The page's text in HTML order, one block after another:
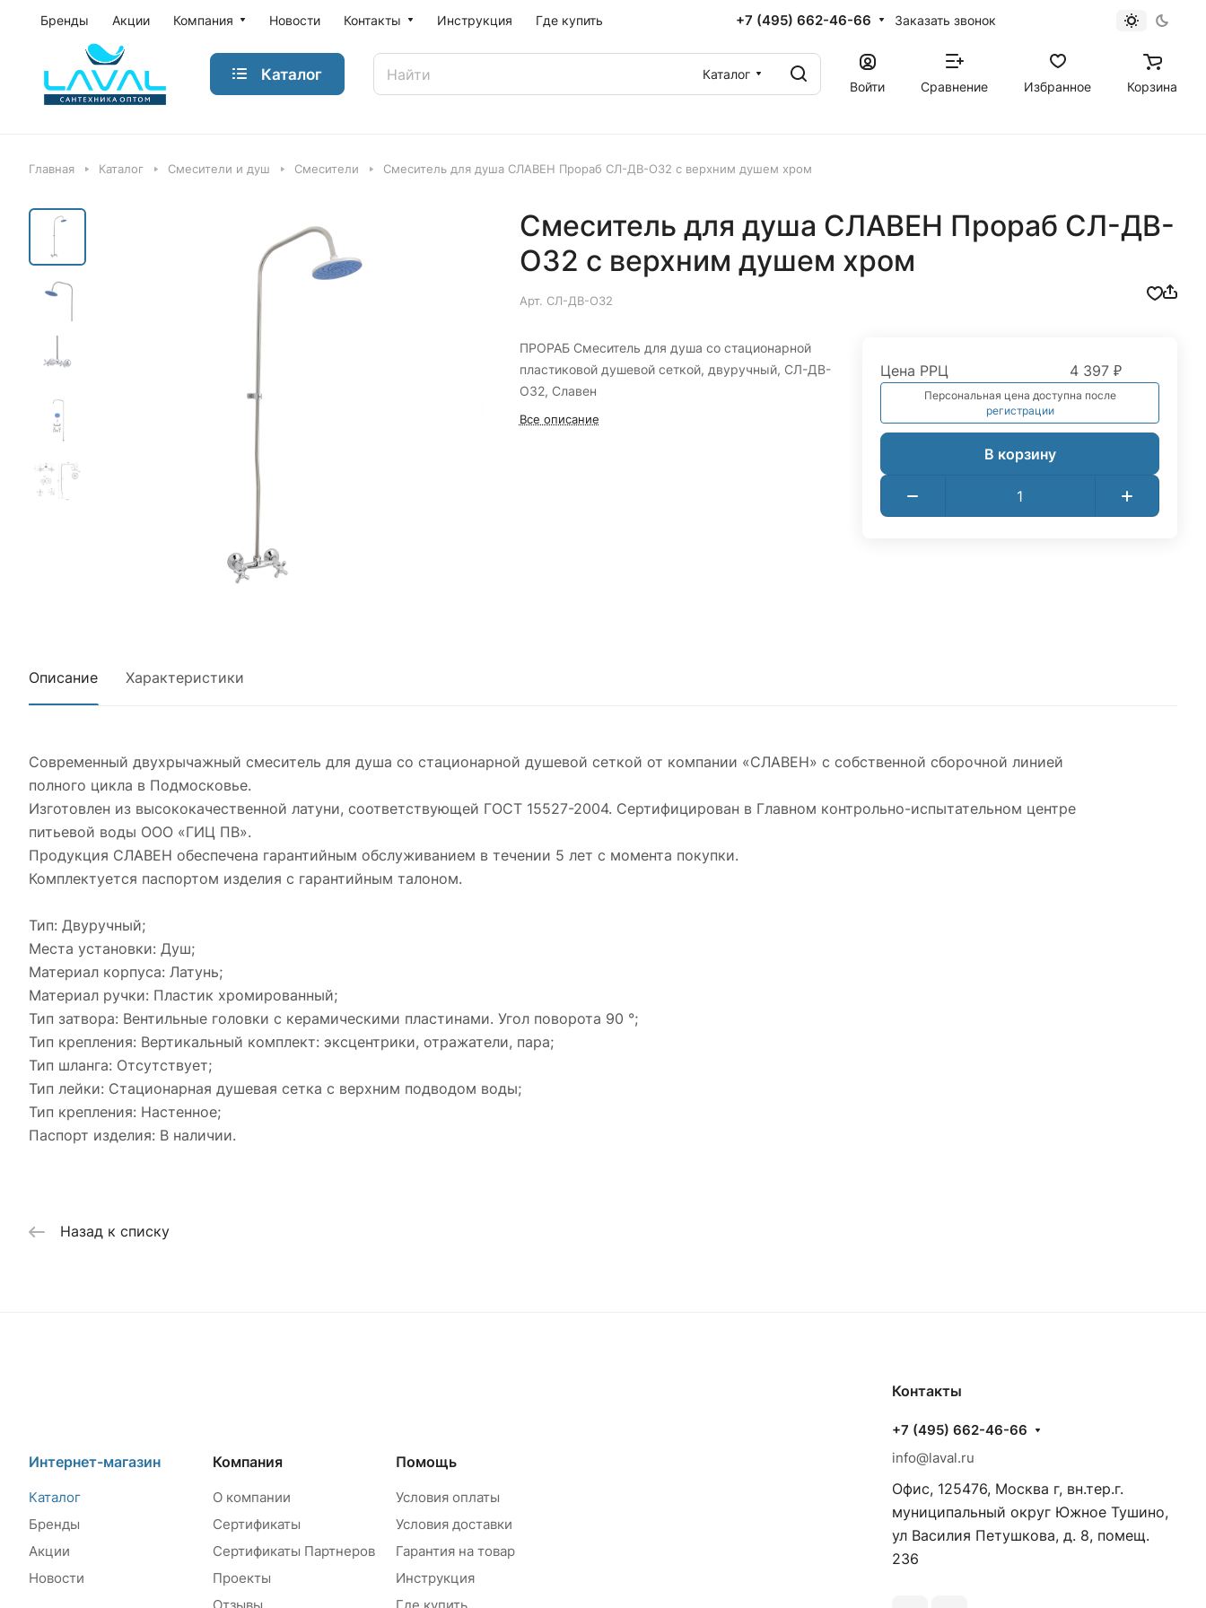
Бренды Акции Компания Новости Контакты Инструкция Где купить +7 (495) 662-46-66 Заказать звонок
Каталог
Каталог
Войти
Сравнение Избранное Корзина
Главная Каталог Смесители и душ Смесители Смеситель для душа СЛАВЕН Прораб СЛ-ДВ-О32 с верхним душем хром
Смеситель для душа СЛАВЕН Прораб СЛ-ДВ-
О32 с верхним душем хром
Арт. СЛ-ДВ-О32
ПРОРАБ Смеситель для душа со стационарной
пластиковой душевой сеткой, двуручный, СЛ-ДВ-
О32, Славен
Все описание
Цена РРЦ 4 397 ₽
Персональная цена доступна после
регистрации
В корзину
Описание Характеристики
Современный двухрычажный смеситель для душа со стационарной душевой сеткой от компании «СЛАВЕН» c собственной сборочной линией
полного цикла в Подмосковье.
Изготовлен из высококачественной латуни, соответствующей ГОСТ 15527-2004. Сертифицирован в Главном контрольно-испытательном центре
питьевой воды ООО «ГИЦ ПВ».
Продукция СЛАВЕН обеспечена гарантийным обслуживанием в течении 5 лет с момента покупки.
Комплектуется паспортом изделия с гарантийным талоном.
Тип: Двуручный;
Места установки: Душ;
Материал корпуса: Латунь;
Материал ручки: Пластик хромированный;
Тип затвора: Вентильные головки с керамическими пластинами. Угол поворота 90 °;
Тип крепления: Вертикальный комплект: эксцентрики, отражатели, пара;
Тип шланга: Отсутствует;
Тип лейки: Стационарная душевая сетка с верхним подводом воды;
Тип крепления: Настенное;
Паспорт изделия: В наличии.
Назад к списку
Интернет-магазин
Каталог
Бренды
Акции
Новости
Компания
О компании
Сертификаты
Сертификаты Партнеров
Проекты
Помощь
Условия оплаты
Условия доставки
Гарантия на товар
Инструкция
Контакты
+7 (495) 662-46-66
info@laval.ru
Офис, 125476, Москва г, вн.тер.г.
муниципальный округ Южное Тушино,
ул Василия Петушкова, д. 8, помещ.
236